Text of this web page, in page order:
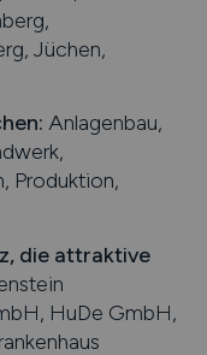
Jüchen,
: Anlagenbau,
Produktion,
, die attraktive
HuDe GmbH,